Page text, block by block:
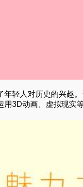
年轻人对历史的兴趣
3D动画、虚拟现实等